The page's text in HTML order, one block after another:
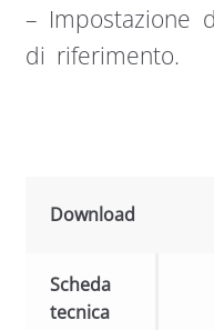
– Impostazione
di riferimento.
Download
Scheda
tecnica